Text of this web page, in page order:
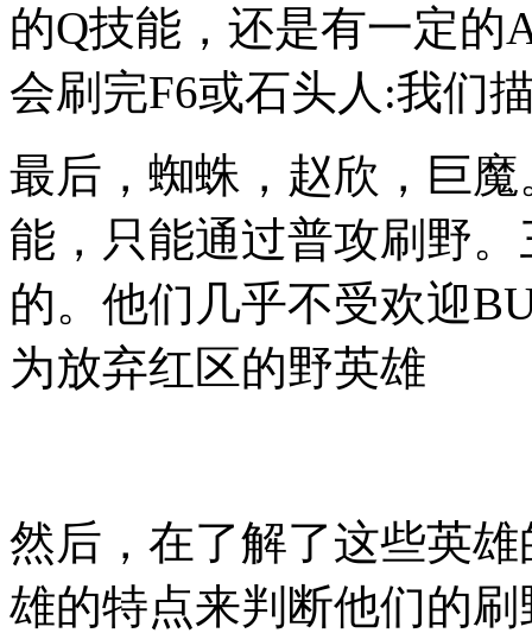
的Q技能，还是有一定的
会刷完F6或石头人:我们
最后，蜘蛛，赵欣，巨
能，只能通过普攻刷野
的。他们几乎不受欢迎
为放弃红区的野英雄
然后，在了解了这些英
雄的特点来判断他们的